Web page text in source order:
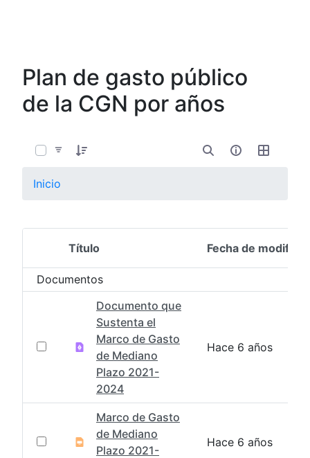
Plan de gasto público
de la CGN por años
Inicio
Selección del elemento
Título Fecha de
Documentos
Documento que
Sustenta el
Marco de Gasto
de Mediano
Plazo 2021-
2024
Hace 6 años
Marco de Gasto
de Mediano
Plazo 2021-
Hace 6 años